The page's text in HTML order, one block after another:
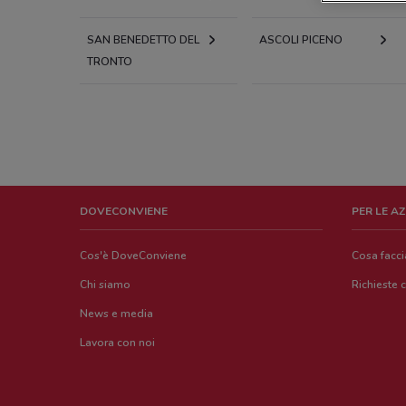
SAN BENEDETTO DEL
TRONTO
ASCOLI PICENO
DOVECONVIENE
Cos'è DoveConviene
Chi siamo
News e media
Lavora con noi
PER LE
Cosa
Richieste